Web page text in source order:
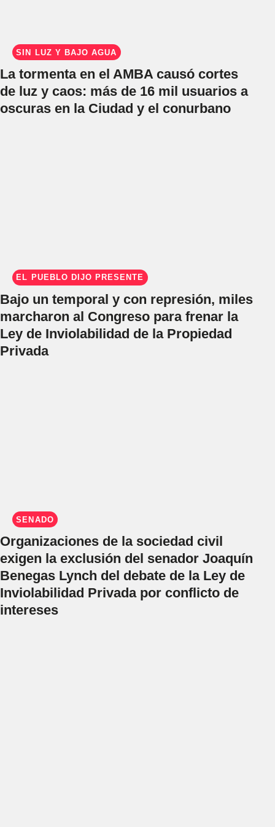
SIN LUZ Y BAJO AGUA
La tormenta en el AMBA causó cortes
de luz y caos: más de 16 mil usuarios a
oscuras en la Ciudad y el conurbano
EL PUEBLO DIJO PRESENTE
Bajo un temporal y con represión, miles
marcharon al Congreso para frenar la
Ley de Inviolabilidad de la Propiedad
Privada
SENADO
Organizaciones de la sociedad civil
exigen la exclusión del senador Joaquín
Benegas Lynch del debate de la Ley de
Inviolabilidad Privada por conflicto de
intereses